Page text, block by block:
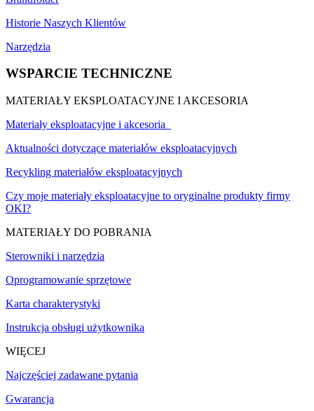
Historie Naszych Klientów
Narzędzia
WSPARCIE TECHNICZNE
MATERIAŁY EKSPLOATACYJNE I AKCESORIA
Materiały eksploatacyjne i akcesoria
Aktualności dotyczące materiałów eksploatacyjnych
Recykling materiałów eksploatacyjnych
Czy moje materiały eksploatacyjne to oryginalne produkty firmy
OKI?
MATERIAŁY DO POBRANIA
Sterowniki i narzędzia
Oprogramowanie sprzętowe
Karta charakterystyki
Instrukcja obsługi użytkownika
WIĘCEJ
Najczęściej zadawane pytania
Gwarancja